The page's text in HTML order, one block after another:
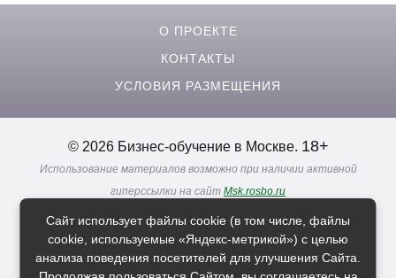
О ПРОЕКТЕ
КОНТАКТЫ
УСЛОВИЯ РАЗМЕЩЕНИЯ
© 2026 Бизнес-обучение в Москве. 18+
Использование материалов возможно при наличии активной
гиперссылки на сайт Msk.rosbo.ru
Реклама. Информация о рекламодателях по ссылкам
Политика в отношении обработки персональных данных
Сайт использует файлы cookie (в том числе, файлы
cookie, используемые «Яндекс-метрикой») с целью
анализа поведения посетителей для улучшения Сайта.